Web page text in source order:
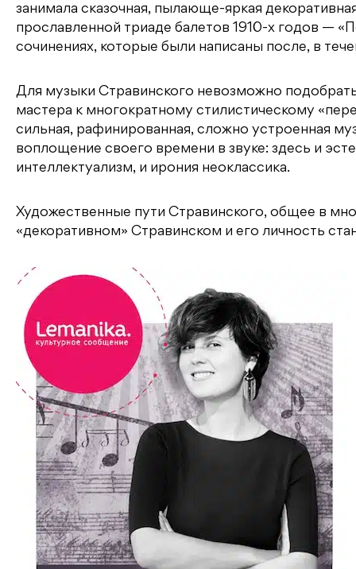
занимала сказочная, пылающе-яркая
прославленной триаде балетов 1910-х годов —
сочинениях, которые были написаны после, в
Для музыки Стравинского невозможно
мастера к многократному стилистическому
сильная, рафинированная, сложно устроенная
воплощение своего времени в звуке: здесь и
интеллектуализм, и ирония неоклассика.
Художественные пути Стравинского, общее в
«декоративном» Стравинском и его личность